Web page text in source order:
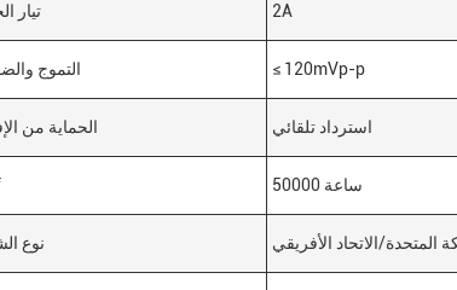
تيار 2A
التموج ≤ 120mVp-p
الحماية من استرداد تلقائي
50000 ساعة
نوع المتحدة/الاتحاد الأفريقي